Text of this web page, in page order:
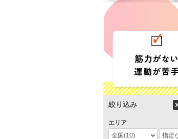
絞り込み
エリア
全国(10) 指定